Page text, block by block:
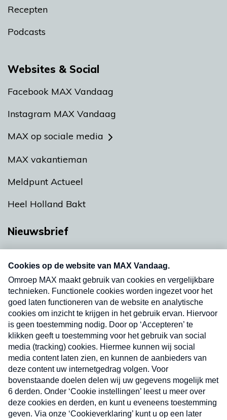
Recepten
Podcasts
Websites & Social
Facebook MAX Vandaag
Instagram MAX Vandaag
MAX op sociale media
MAX vakantieman
Meldpunt Actueel
Heel Holland Bakt
Nieuwsbrief
nieuwsbrief. Elke vrijdag- en dinsdagochtend in
uw mailbox.
Verzend
Nieuwsbrief